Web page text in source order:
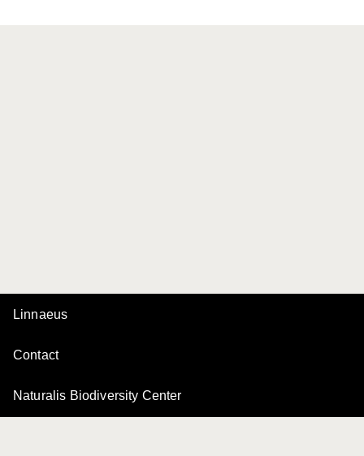
Linnaeus
Contact
Naturalis Biodiversity Center